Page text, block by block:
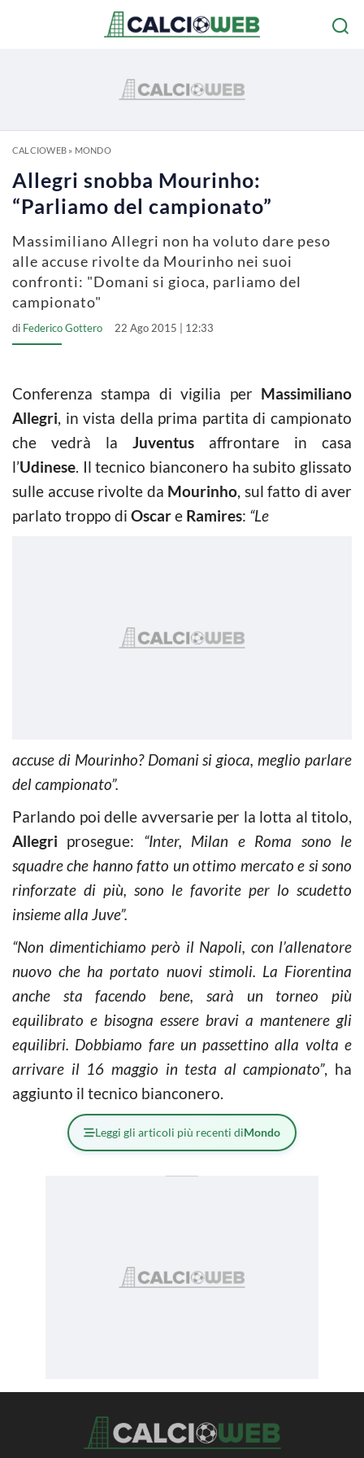
CALCIOWEB» MONDO
Allegri snobba Mourinho:
“Parliamo del campionato”
Massimiliano Allegri non ha voluto dare peso
alle accuse rivolte da Mourinho nei suoi
confronti: "Domani si gioca, parliamo del
campionato"
di Federico Gottero 22 Ago 2015 | 12:33
Conferenza stampa di vigilia per Massimiliano
Allegri, in vista della prima partita di campionato
che vedrà la Juventus affrontare in casa
l’Udinese. Il tecnico bianconero ha subito glissato
sulle accuse rivolte da Mourinho, sul fatto di aver
parlato troppo di Oscare Ramires: “Le
accuse di Mourinho? Domani si gioca, meglio parlare
del campionato”.
Parlando poi delle avversarie per la lotta al titolo,
Allegri prosegue: “Inter, Milan e Roma sono le
squadre che hanno fatto un ottimo mercato e si sono
rinforzate di più, sono le favorite per lo scudetto
insieme alla Juve”.
“Non dimentichiamo però il Napoli, con l’allenatore
nuovo che ha portato nuovi stimoli. La Fiorentina
anche sta facendo bene, sarà un torneo più
equilibrato e bisogna essere bravi a mantenere gli
equilibri. Dobbiamo fare un passettino alla volta e
arrivare il 16 maggio in testa al campionato”, ha
aggiunto il tecnico bianconero.
Leggi gli articoli più recenti diMondo